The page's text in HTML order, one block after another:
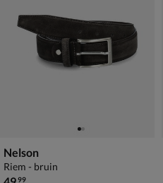
Nelson
Riem - bruin
99